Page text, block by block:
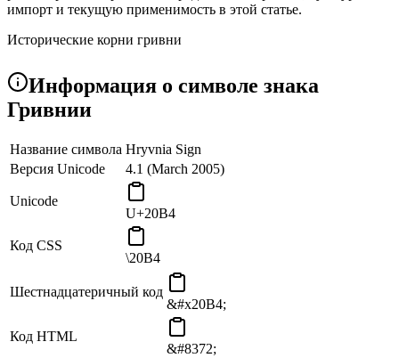
импорт и текущую применимость в этой статье.
Исторические корни гривни
Украинская гривна (₴), валюта с долгой историей,
представлена знаком гривны. Слово «грывния» относится к
устаревшей единице валюты и имеет свои корни в древней
Киевской Руси, предшественнике современной Украины.
Гривня служила единицей измерения богатства и стоимости в
средневековой киевской Руси, потому что она исторически
была связана с весом определенного количества серебра. Он
служил средством торговли и представительством
процветающей экономики и культуры региона.
Гривна была восстановлена как официальная валюта страны в
1991 году, что ознаменовало независимость страны от
Советского Союза и ее право на экономическое
самоопределение.
Информация о символе знака
Гривнии
Название символа Hryvnia Sign
Версия Unicode
4.1 (March 2005)
Unicode
U+20B4
Код CSS
\20B4
Шестнадцатеричный код
&#x20B4;
Код HTML
&#8372;